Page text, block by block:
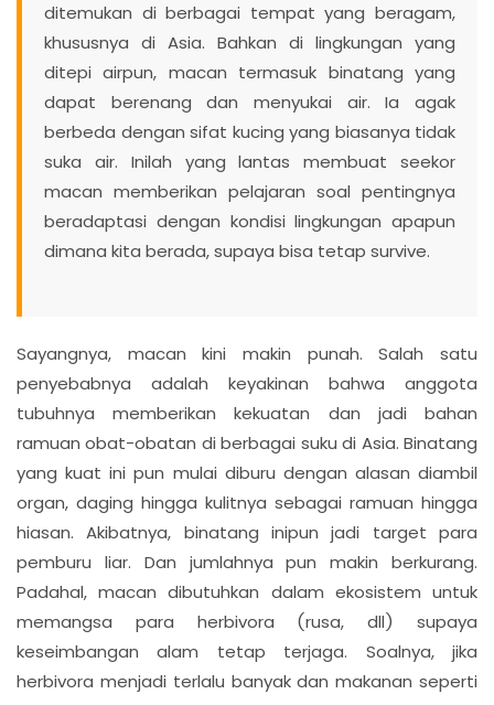
ditemukan di berbagai tempat yang beragam,
khususnya di Asia. Bahkan di lingkungan yang
ditepi airpun, macan termasuk binatang yang
dapat berenang dan menyukai air. Ia agak
berbeda dengan sifat kucing yang biasanya tidak
suka air. Inilah yang lantas membuat seekor
macan memberikan pelajaran soal pentingnya
beradaptasi dengan kondisi lingkungan apapun
dimana kita berada, supaya bisa tetap survive.
Sayangnya, macan kini makin punah. Salah satu
penyebabnya adalah keyakinan bahwa anggota
tubuhnya memberikan kekuatan dan jadi bahan
ramuan obat-obatan di berbagai suku di Asia. Binatang
yang kuat ini pun mulai diburu dengan alasan diambil
organ, daging hingga kulitnya sebagai ramuan hingga
hiasan. Akibatnya, binatang inipun jadi target para
pemburu liar. Dan jumlahnya pun makin berkurang.
Padahal, macan dibutuhkan dalam ekosistem untuk
memangsa para herbivora (rusa, dll) supaya
keseimbangan alam tetap terjaga. Soalnya, jika
herbivora menjadi terlalu banyak dan makanan seperti